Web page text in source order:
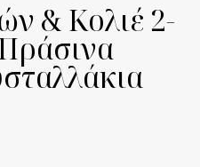
& Κολιέ 2-